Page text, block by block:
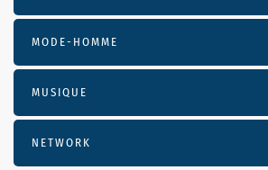
MODE-HOMME
MUSIQUE
NETWORK